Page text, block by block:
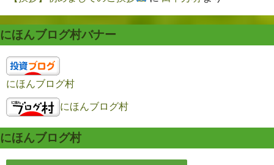
にほんブログ村バナー
にほんブログ村
にほんブログ村
にほんブログ村